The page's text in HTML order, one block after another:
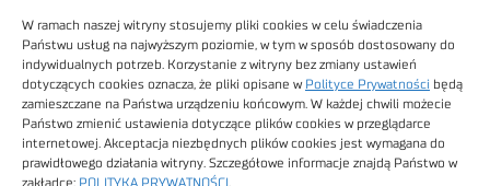
W ramach naszej witryny stosujemy pliki cookies w celu świadczenia
Państwu usług na najwyższym poziomie, w tym w sposób dostosowany do
indywidualnych potrzeb. Korzystanie z witryny bez zmiany ustawień
dotyczących cookies oznacza, że pliki opisane w Polityce Prywatności będą
zamieszczane na Państwa urządzeniu końcowym. W każdej chwili możecie
Państwo zmienić ustawienia dotyczące plików cookies w przeglądarce
internetowej. Akceptacja niezbędnych plików cookies jest wymagana do
prawidłowego działania witryny. Szczegółowe informacje znajdą Państwo w
zakładce: POLITYKA PRYWATNOŚCI
Regulamin sklepu
Obrazy stockowe
autorstwa